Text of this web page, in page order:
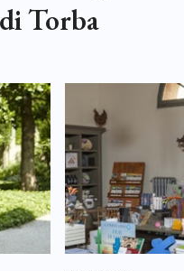
Torba